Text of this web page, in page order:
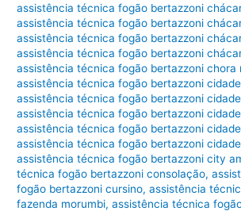
assistência técnica fogão bertazzoni
assistência técnica fogão bertazzoni
assistência técnica fogão bertazzoni
assistência técnica fogão bertazzoni
assistência técnica fogão bertazzoni chora
assistência técnica fogão bertazzoni
assistência técnica fogão bertazzoni
assistência técnica fogão bertazzoni
assistência técnica fogão bertazzoni
assistência técnica fogão bertazzoni
assistência técnica fogão bertazzoni city
técnica fogão bertazzoni consolação,
fogão bertazzoni cursino,assistência
fazenda morumbi,assistência técnica